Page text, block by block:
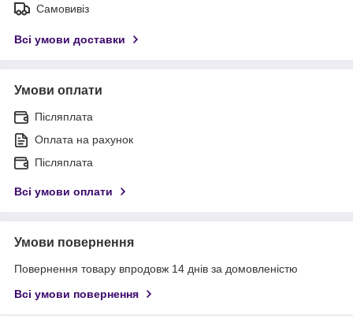
Самовивіз
Всі умови доставки
Умови оплати
Післяплата
Оплата на рахунок
Післяплата
Всі умови оплати
Умови повернення
Повернення товару впродовж 14 днів за домовленістю
Всі умови повернення